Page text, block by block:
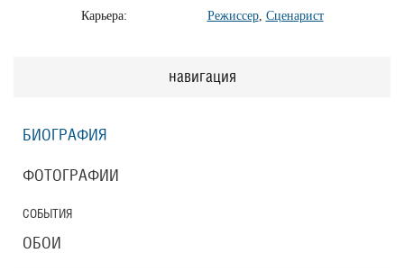
Карьера: Режиссер, Сценарист
навигация
БИОГРАФИЯ
ФОТОГРАФИИ
СОБЫТИЯ
ОБОИ